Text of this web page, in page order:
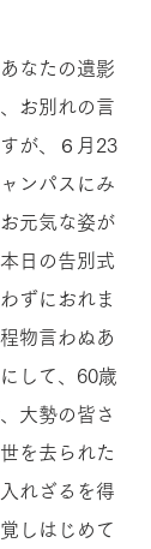
なたの遺影
お別れの言
が、６月23
ンパスにみ
元気な姿が
日の告別式
ずにおれま
物言わぬあ
して、60歳
大勢の皆さ
を去られた
れざるを得
しはじめて